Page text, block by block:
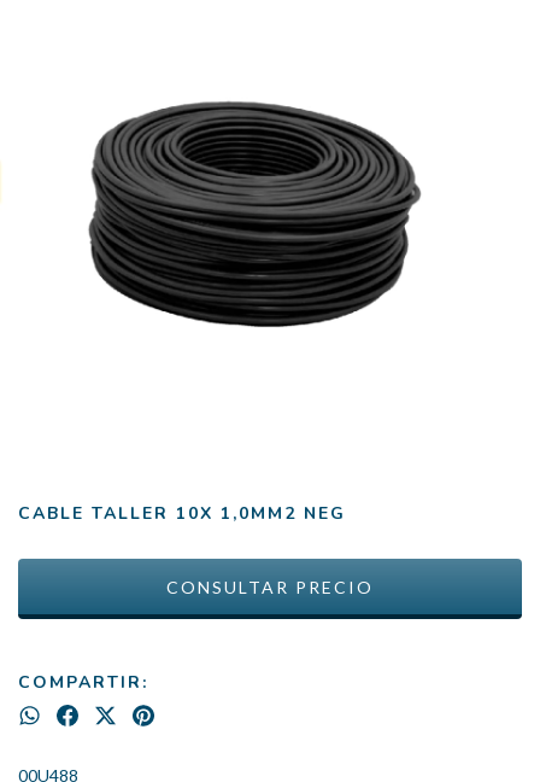
CABLE TALLER 10X 1,0MM2 NEG
COMPARTIR:
00U488